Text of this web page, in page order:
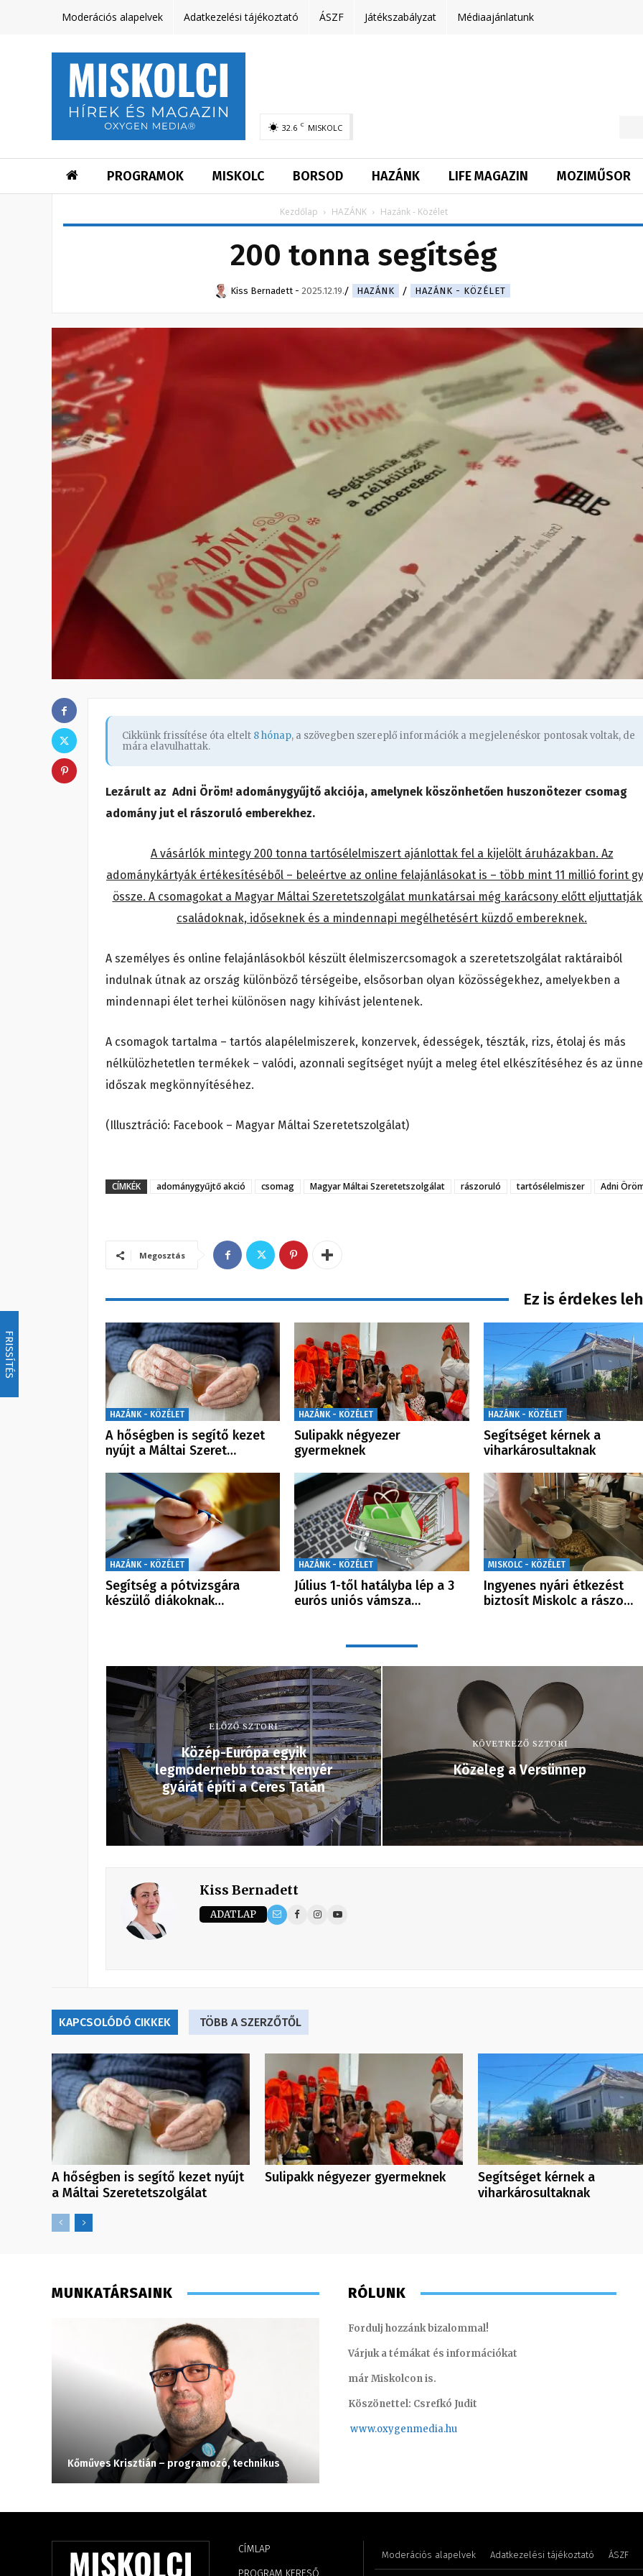
FRISSÍTÉS
Moderációs alapelvek Adatkezelési tájékoztató ÁSZF Játékszabályzat Médiaajánlatunk
32.6 C MISKOLC
PROGRAMOK MISKOLC BORSOD HAZÁNK LIFE MAGAZIN MOZIMŰSOR
Kezdőlap HAZÁNK Hazánk - Közélet
200 tonna segítség
Kiss Bernadett - 2025.12.19. HAZÁNK HAZÁNK - KÖZÉLET
Cikkünk frissítése óta eltelt 8 hónap, a szövegben szereplő információk a megjelenéskor pontosak voltak, de
mára elavulhattak.
Lezárult az Adni Öröm! adománygyűjtő akciója, amelynek köszönhetően huszonötezer csomag
adomány jut el rászoruló emberekhez.
A vásárlók mintegy 200 tonna tartósélelmiszert ajánlottak fel a kijelölt áruházakban. Az
adománykártyák értékesítéséből – beleértve az online felajánlásokat is – több mint 11 millió forint
össze. A csomagokat a Magyar Máltai Szeretetszolgálat munkatársai még karácsony előtt
családoknak, időseknek és a mindennapi megélhetésért küzdő embereknek.
A személyes és online felajánlásokból készült élelmiszercsomagok a szeretetszolgálat raktáraiból
indulnak útnak az ország különböző térségeibe, elsősorban olyan közösségekhez, amelyekben a
mindennapi élet terhei különösen nagy kihívást jelentenek.
A csomagok tartalma – tartós alapélelmiszerek, konzervek, édességek, tészták, rizs, étolaj és más
nélkülözhetetlen termékek – valódi, azonnali segítséget nyújt a meleg étel elkészítéséhez és az
időszak megkönnyítéséhez.
(Illusztráció: Facebook – Magyar Máltai Szeretetszolgálat)
CÍMKÉK adománygyűjtő akció csomag Magyar Máltai Szeretetszolgálat rászoruló tartósélelmiszer Adni
Megosztás
Ez is érdekes
HAZÁNK - KÖZÉLET
A hőségben is segítő kezet
nyújt a Máltai Szeret…
HAZÁNK - KÖZÉLET
Sulipakk négyezer
gyermeknek
HAZÁNK - KÖZÉLET
Segítséget kérnek a
viharkárosultaknak
HAZÁNK - KÖZÉLET
Segítség a pótvizsgára
készülő diákoknak…
HAZÁNK - KÖZÉLET
Július 1-től hatályba lép a 3
eurós uniós vámsza…
MISKOLC - KÖZÉLET
Ingyenes nyári étkezést
biztosít Miskolc a rászo…
ELŐZŐ SZTORI
Közép-Európa egyik
legmodernebb toast kenyér
gyárát építi a Ceres Tatán
KÖVETKEZŐ SZTORI
Közeleg a Versünnep
Kiss Bernadett
ADATLAP
KAPCSOLÓDÓ CIKKEK TÖBB A SZERZŐTŐL
A hőségben is segítő kezet nyújt
a Máltai Szeretetszolgálat
Sulipakk négyezer gyermeknek
Segítséget kérnek a
viharkárosultaknak
MUNKATÁRSAINK
Kőműves Krisztián – programozó, technikus
RÓLUNK
Fordulj hozzánk bizalommal!
Várjuk a témákat és információkat
már Miskolcon is.
Köszönettel: Csrefkó Judit
www.oxygenmedia.hu
CÍMLAP
Moderációs alapelvek Adatkezelési tájékoztató ÁSZF